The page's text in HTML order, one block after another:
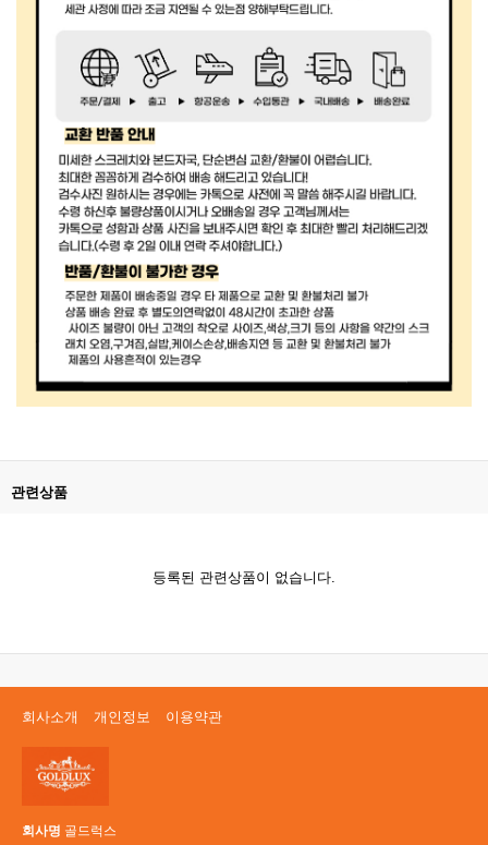
관련상품
등록된 관련상품이 없습니다.
회사소개 개인정보 이용약관
회사명 골드럭스